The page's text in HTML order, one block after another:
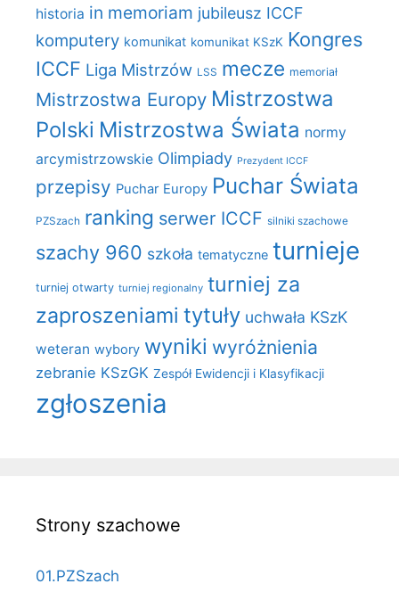
historia in memoriam jubileusz ICCF
komputery komunikat komunikat KSzK Kongres
ICCF Liga Mistrzów LSS mecze memoriał
Mistrzostwa Europy Mistrzostwa
Polski Mistrzostwa Świata normy
arcymistrzowskie Olimpiady Prezydent ICCF
przepisy Puchar Europy Puchar Świata
PZSzach ranking serwer ICCF silniki szachowe
szachy 960 szkoła tematyczne turnieje
turniej otwarty turniej regionalny turniej za
zaproszeniami tytuły uchwała KSzK
weteran wybory wyniki wyróżnienia
zebranie KSzGK Zespół Ewidencji i Klasyfikacji
zgłoszenia
Strony szachowe
01.PZSzach